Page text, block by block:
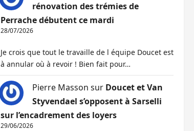
rénovation des trémies de
Perrache débutent ce mardi
28/07/2026
Je crois que tout le travaille de l équipe Doucet est
à annular où à revoir ! Bien fait pour…
Pierre Masson sur Doucet et Van
Styvendael s’opposent à Sarselli
sur l’encadrement des loyers
29/06/2026